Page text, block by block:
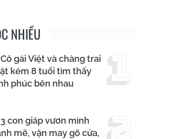
NHIỀU
Cô gái Việt và chàng trai
kém 8 tuổi tìm thấy
phúc bên nhau
3 con giáp vươn mình
mẽ, vận may gõ cửa,